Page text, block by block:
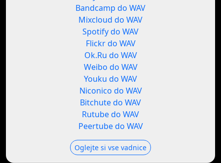
Bandcamp do WAV
Mixcloud do WAV
Spotify do WAV
Flickr do WAV
Ok.Ru do WAV
Weibo do WAV
Youku do WAV
Niconico do WAV
Bitchute do WAV
Rutube do WAV
Peertube do WAV
Oglejte si vse vadnice